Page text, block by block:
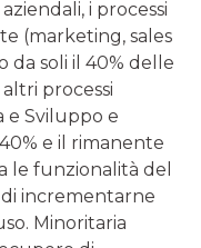
i processi
(marketing, sales
da soli il 40% delle
processi
e Sviluppo e
e il rimanente
le funzionalità del
incrementarne
Minoritaria